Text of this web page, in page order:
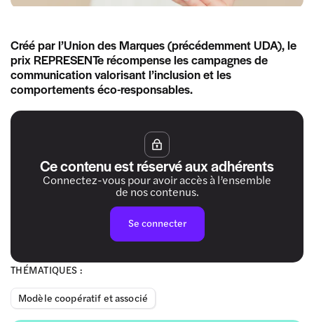
THÉMATIQUES :
Modèle coopératif et associé
Créé par l’Union des Marques (précédemment UDA), le
prix REPRESENTe récompense les campagnes de
communication valorisant l’inclusion et les
comportements éco-responsables.
Ce contenu est réservé aux adhérents
Connectez-vous pour avoir accès à l’ensemble
de nos contenus.
Se connecter